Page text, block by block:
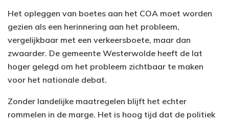
Het opleggen van boetes aan het COA moet worden
gezien als een herinnering aan het probleem,
vergelijkbaar met een verkeersboete, maar dan
zwaarder. De gemeente Westerwolde heeft de lat
hoger gelegd om het probleem zichtbaar te maken
voor het nationale debat.
Zonder landelijke maatregelen blijft het echter
rommelen in de marge. Het is hoog tijd dat de politiek